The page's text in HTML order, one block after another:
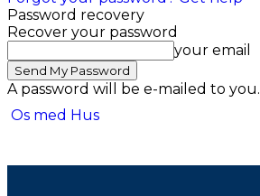
Password recovery
Recover your password
your email
A password will be e-mailed to you.
Os med Hus